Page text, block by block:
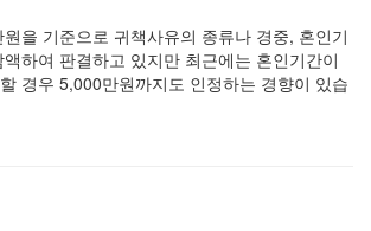
을 기준으로 귀책사유의 종류나 경중, 혼인기
하여 판결하고 있지만 최근에는 혼인기간이
경우 5,000만원까지도 인정하는 경향이 있습